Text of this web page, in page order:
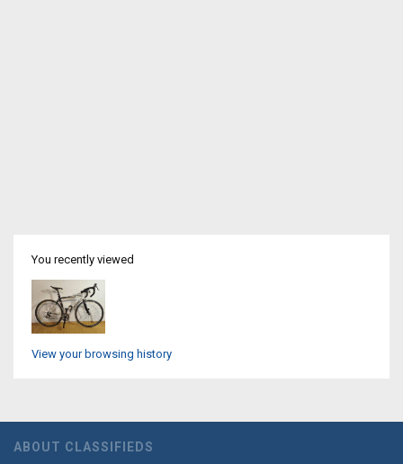
You recently viewed
View your browsing history
ABOUT CLASSIFIEDS